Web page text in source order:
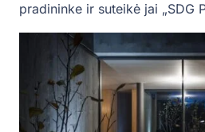
pradininke ir suteikė jai „SDG